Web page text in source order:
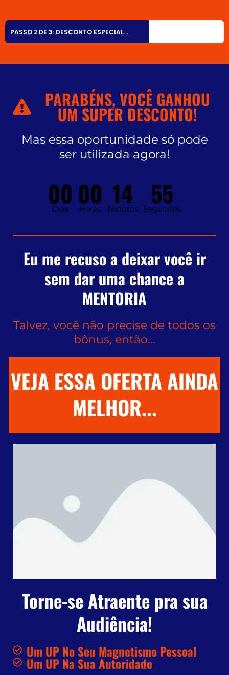
PASSO 2 DE 3: DESCONTO ESPECIAL...
PARABÉNS, VOCÊ GANHOU
UM SUPER DESCONTO!
Mas essa oportunidade só pode
ser utilizada agora!
00
Dias 00
Horas 14
Minutos 54
Segundos
Eu me recuso a deixar você ir
sem dar uma chance a
MENTORIA
Talvez, você não precise de todos os
bônus, então...
VEJA ESSA OFERTA AINDA
MELHOR...
Torne-se Atraente pra sua
Audiência!
Um UP No Seu Magnetismo Pessoal
Um UP Na Sua Autoridade